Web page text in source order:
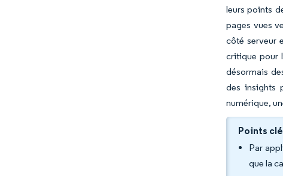
leurs points
pages vues
côté serveur
critique pour
désormais
des insights
numérique,
Points
Par
que la